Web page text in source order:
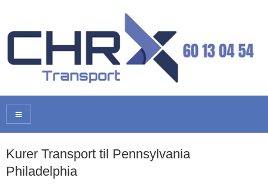
Kurer Transport til Pennsylvania
Philadelphia